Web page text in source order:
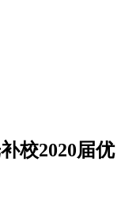
校2020届优